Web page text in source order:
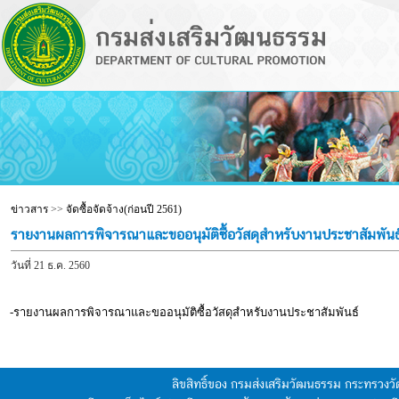
ข่าวสาร>> จัดซื้อจัดจ้าง(ก่อนปี 2561)
รายงานผลการพิจารณาและขออนุมัติซื้อวัสดุสำหรับงานประชาสัมพัน
วันที่ 21 ธ.ค. 2560
-รายงานผลการพิจารณาและขออนุมัติซื้อวัสดุสำหรับงานประชาสัมพันธ์
ลิขสิทธิ์ของ กรมส่งเสริมวัฒนธรรม กระทรว